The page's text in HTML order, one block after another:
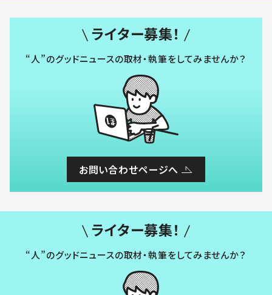
ライター募集！
“人”のグッドニュースの取材・執筆をしてみませんか？
お問い合わせページへ
ライター募集！
“人”のグッドニュースの取材・執筆をしてみませんか？